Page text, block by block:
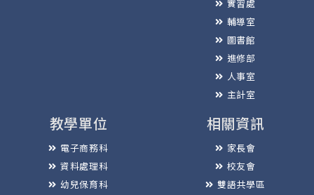
實習處
輔導室
圖書館
進修部
人事室
主計室
教學單位
電子商務科
資料處理科
幼兒保育科
相關資訊
家長會
校友會
雙語共學區